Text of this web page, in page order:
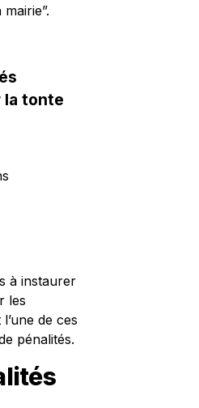
la tonte
à instaurer
les
de ces
pénalités.